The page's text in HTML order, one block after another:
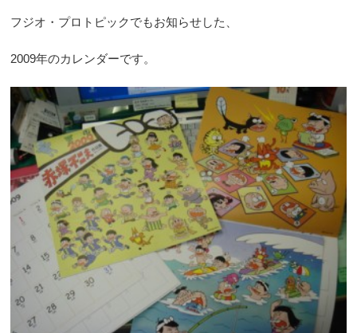
フジオ・プロトピックでもお知らせした、
2009年のカレンダーです。